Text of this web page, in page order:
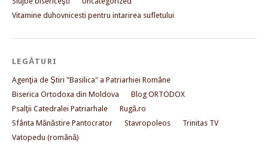
Vitamine duhovnicesti pentru intarirea sufletului
LEGĂTURI
Agenţia de Ştiri "Basilica" a Patriarhiei Române
Biserica Ortodoxa din Moldova
Blog ORTODOX
Psalţii Catedralei Patriarhale
Rugă.ro
Sfânta Mănăstire Pantocrator
Stavropoleos
Trinitas TV
Vatopedu (română)